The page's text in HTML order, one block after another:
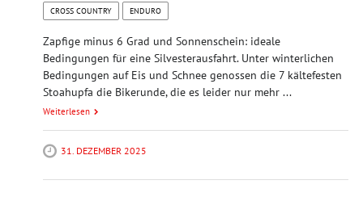
CROSS COUNTRY ENDURO
Zapfige minus 6 Grad und Sonnenschein: ideale
Bedingungen für eine Silvesterausfahrt. Unter winterlichen
Bedingungen auf Eis und Schnee genossen die 7 kältefesten
Stoahupfa die Bikerunde, die es leider nur mehr ...
Weiterlesen
31. DEZEMBER 2025